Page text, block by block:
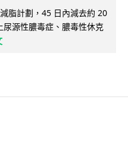
脂計劃，45 日內減去約 20
源性膿毒症、膿毒性休克